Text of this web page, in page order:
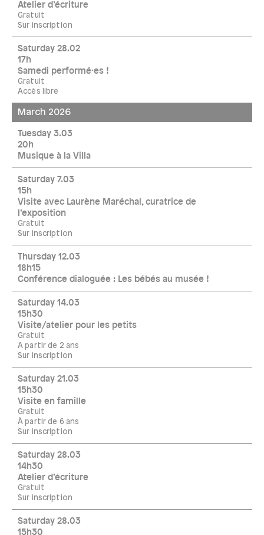
Atelier d’écriture
Gratuit
Sur inscription
Saturday 28.02
17h
Samedi performé·es !
Gratuit
Accès libre
March 2026
Tuesday 3.03
20h
Musique à la Villa
Saturday 7.03
15h
Visite avec Laurène Maréchal, curatrice de
l’exposition
Gratuit
Sur inscription
Thursday 12.03
18h15
Conférence dialoguée : Les bébés au musée !
Saturday 14.03
15h30
Visite/atelier pour les petits
Gratuit
A partir de 2 ans
Sur inscription
Saturday 21.03
15h30
Visite en famille
Gratuit
À partir de 6 ans
Sur inscription
Saturday 28.03
14h30
Atelier d’écriture
Gratuit
Sur inscription
Saturday 28.03
15h30